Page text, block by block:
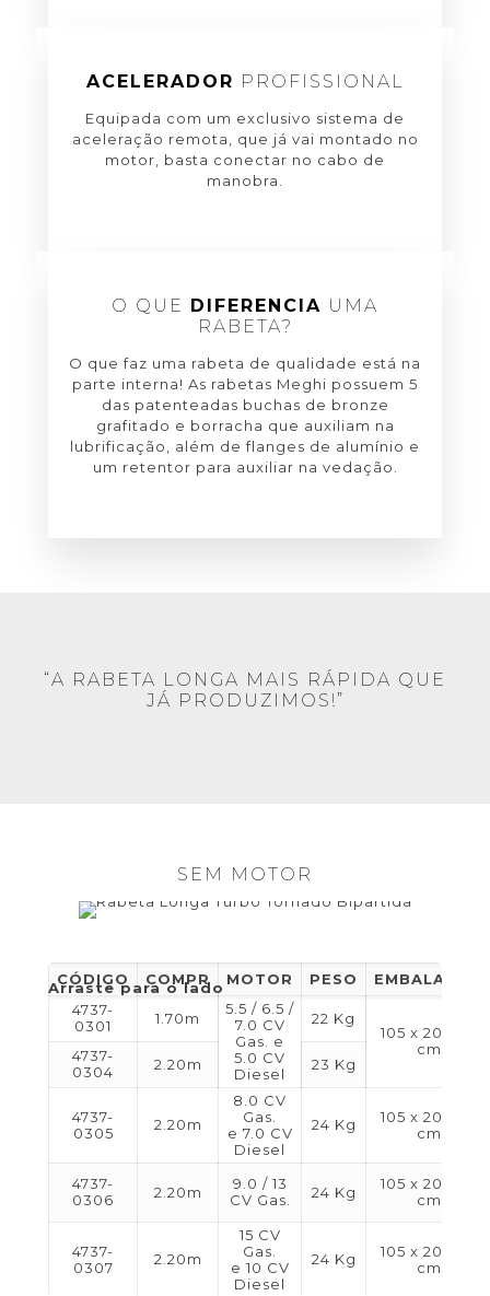
ACELERADOR PROFISSIONAL
Equipada com um exclusivo sistema de
aceleração remota, que já vai montado no
motor, basta conectar no cabo de
manobra.
O QUE DIFERENCIA UMA
RABETA?
O que faz uma rabeta de qualidade está na
parte interna! As rabetas Meghi possuem 5
das patenteadas buchas de bronze
grafitado e borracha que auxiliam na
lubrificação, além de flanges de alumínio e
um retentor para auxiliar na vedação.
“A RABETA LONGA MAIS RÁPIDA QUE
JÁ PRODUZIMOS!”
SEM MOTOR
CÓDIGO COMPR MOTOR PESO
EMBALAGEM
4737-
0301
1.70m
5.5 / 6.5 /
7.0 CV
Gas. e
5.0 CV
Diesel
22 Kg
105 x 20 x 25
cm
4737-
0304
2.20m 23 Kg
4737-
0305
2.20m
8.0 CV
Gas.
e 7.0 CV
Diesel
24 Kg
105 x 20 x 25
cm
4737-
0306
2.20m
9.0 / 13
CV Gas.
24 Kg
105 x 20 x 25
cm
4737-
0307
2.20m
15 CV
Gas.
e 10 CV
Diesel
24 Kg
105 x 20 x 25
cm